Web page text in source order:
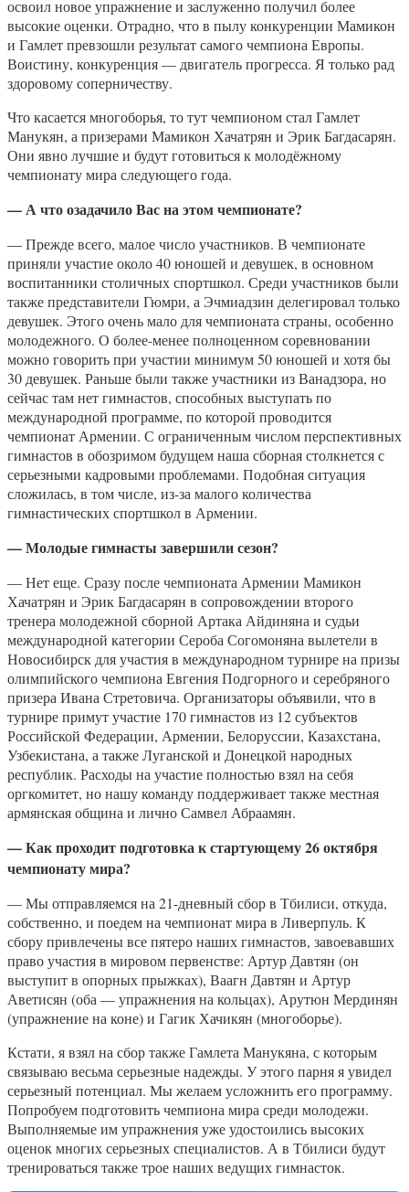
освоил новое упражнение и заслуженно получил более
высокие оценки. Отрадно, что в пылу конкуренции Мамикон
и Гамлет превзошли результат самого чемпиона Европы.
Воистину, конкуренция — двигатель прогресса. Я только рад
здоровому соперничеству.
Что касается многоборья, то тут чемпионом стал Гамлет
Манукян, а призерами Мамикон Хачатрян и Эрик Багдасарян.
Они явно лучшие и будут готовиться к молодёжному
чемпионату мира следующего года.
— А что озадачило Вас на этом чемпионате?
— Прежде всего, малое число участников. В чемпионате
приняли участие около 40 юношей и девушек, в основном
воспитанники столичных спортшкол. Среди участников были
также представители Гюмри, а Эчмиадзин делегировал только
девушек. Этого очень мало для чемпионата страны, особенно
молодежного. О более-менее полноценном соревновании
можно говорить при участии минимум 50 юношей и хотя бы
30 девушек. Раньше были также участники из Ванадзора, но
сейчас там нет гимнастов, способных выступать по
международной программе, по которой проводится
чемпионат Армении. С ограниченным числом перспективных
гимнастов в обозримом будущем наша сборная столкнется с
серьезными кадровыми проблемами. Подобная ситуация
сложилась, в том числе, из-за малого количества
гимнастических спортшкол в Армении.
— Молодые гимнасты завершили сезон?
— Нет еще. Сразу после чемпионата Армении Мамикон
Хачатрян и Эрик Багдасарян в сопровождении второго
тренера молодежной сборной Артака Айдиняна и судьи
международной категории Сероба Согомоняна вылетели в
Новосибирск для участия в международном турнире на призы
олимпийского чемпиона Евгения Подгорного и серебряного
призера Ивана Стретовича. Организаторы объявили, что в
турнире примут участие 170 гимнастов из 12 субъектов
Российской Федерации, Армении, Белоруссии, Казахстана,
Узбекистана, а также Луганской и Донецкой народных
республик. Расходы на участие полностью взял на себя
оргкомитет, но нашу команду поддерживает также местная
армянская община и лично Самвел Абраамян.
— Как проходит подготовка к стартующему 26 октября
чемпионату мира?
— Мы отправляемся на 21-дневный сбор в Тбилиси, откуда,
собственно, и поедем на чемпионат мира в Ливерпуль. К
сбору привлечены все пятеро наших гимнастов, завоевавших
право участия в мировом первенстве: Артур Давтян (он
выступит в опорных прыжках), Ваагн Давтян и Артур
Аветисян (оба — упражнения на кольцах), Арутюн Мердинян
(упражнение на коне) и Гагик Хачикян (многоборье).
Кстати, я взял на сбор также Гамлета Манукяна, с которым
связываю весьма серьезные надежды. У этого парня я увидел
серьезный потенциал. Мы желаем усложнить его программу.
Попробуем подготовить чемпиона мира среди молодежи.
Выполняемые им упражнения уже удостоились высоких
оценок многих серьезных специалистов. А в Тбилиси будут
тренироваться также трое наших ведущих гимнасток.